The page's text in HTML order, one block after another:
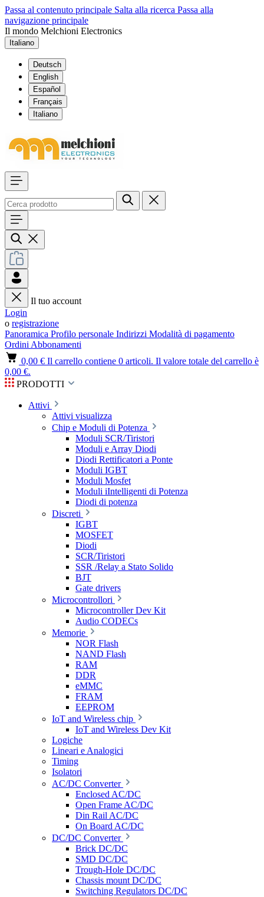
Passa al contenuto principale Salta alla ricerca Passa alla
navigazione principale
Il mondo Melchioni Electronics
Italiano
Deutsch
English
Español
Français
Italiano
Il tuo account
Login
o registrazione
Panoramica Profilo personale Indirizzi Modalità di pagamento
Ordini Abbonamenti
0,00 € Il carrello contiene 0 articoli. Il valore totale del carrello è
0,00 €.
PRODOTTI
Attivi
Attivi visualizza
Chip e Moduli di Potenza
Moduli SCR/Tiristori
Moduli e Array Diodi
Diodi Rettificatori a Ponte
Moduli IGBT
Moduli Mosfet
Moduli iIntelligenti di Potenza
Diodi di potenza
Discreti
IGBT
MOSFET
Diodi
SCR/Tiristori
SSR /Relay a Stato Solido
BJT
Gate drivers
Microcontrollori
Microcontroller Dev Kit
Audio CODECs
Memorie
NOR Flash
NAND Flash
RAM
DDR
eMMC
FRAM
EEPROM
IoT and Wireless chip
IoT and Wireless Dev Kit
Logiche
Lineari e Analogici
Timing
Isolatori
AC/DC Converter
Enclosed AC/DC
Open Frame AC/DC
Din Rail AC/DC
On Board AC/DC
DC/DC Converter
Brick DC/DC
SMD DC/DC
Trough-Hole DC/DC
Chassis mount DC/DC
Switching Regulators DC/DC